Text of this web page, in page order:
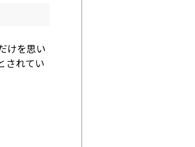
けを思い
されてい